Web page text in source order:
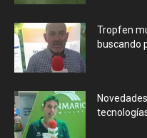
Tropfen
buscando